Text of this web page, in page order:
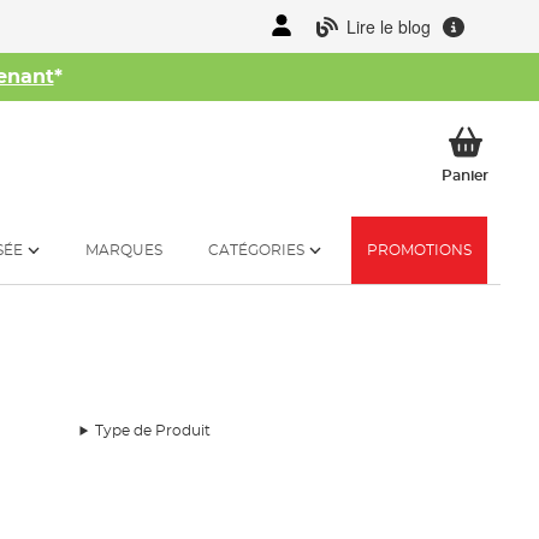
Lire le blog
*
PanierMon
MARQUES CATÉGORIES PROMOTIONS
Type de Produit